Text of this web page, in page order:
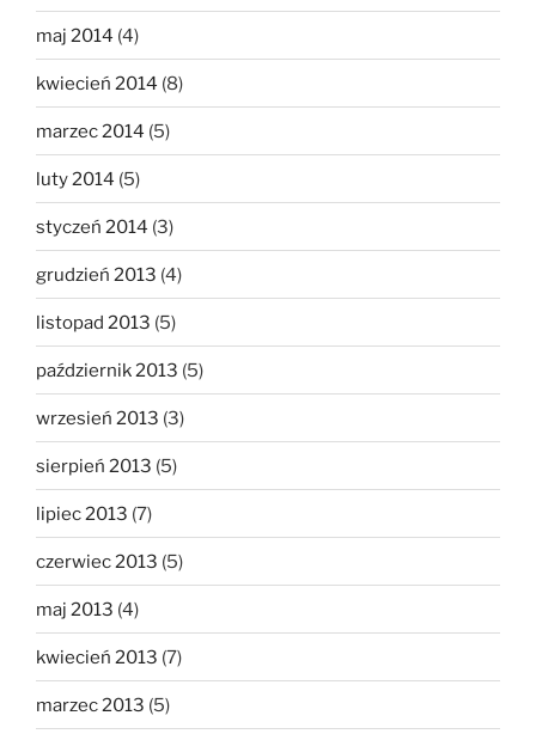
maj 2014 (4)
kwiecień 2014 (8)
marzec 2014 (5)
luty 2014 (5)
styczeń 2014 (3)
grudzień 2013 (4)
listopad 2013 (5)
październik 2013 (5)
wrzesień 2013 (3)
sierpień 2013 (5)
lipiec 2013 (7)
czerwiec 2013 (5)
maj 2013 (4)
kwiecień 2013 (7)
marzec 2013 (5)